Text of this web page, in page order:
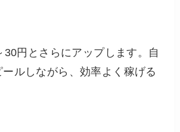
30円とさらにアップします。自
ルしながら、効率よく稼げる